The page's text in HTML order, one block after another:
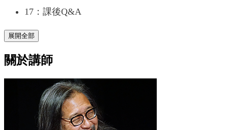
17：課後Q&A
展開全部
關於講師